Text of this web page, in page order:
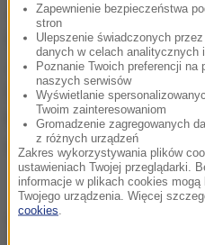
Jelina Switolina (Ukraina,
(Australia) 7:6 (7-3), 6:1
Johanna Konta (W.
(Chiny) 6:4, 6:0
Madison Keys (USA, 8) -
6:3, 6:7 (2-7), 7:6 (7-5)
(mn)
Zapewnienie bezpieczeństwa
stron
Ulepszenie świadczonych
danych w celach analitycznych
Poznanie Twoich preferencji
naszych serwisów
Wyświetlanie
Twoim zainteresowaniom
Gromadzenie zagregowanych
z różnych urządzeń
Zakres wykorzystywania plików
ustawieniach Twojej przeglądarki.
informacje w plikach cookies
Twojego urządzenia. Więcej
cookies